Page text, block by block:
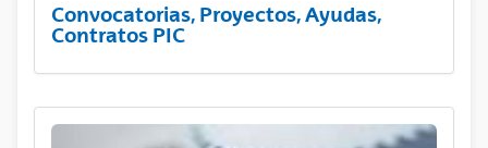
Convocatorias, Proyectos, Ayudas,
Contratos PIC